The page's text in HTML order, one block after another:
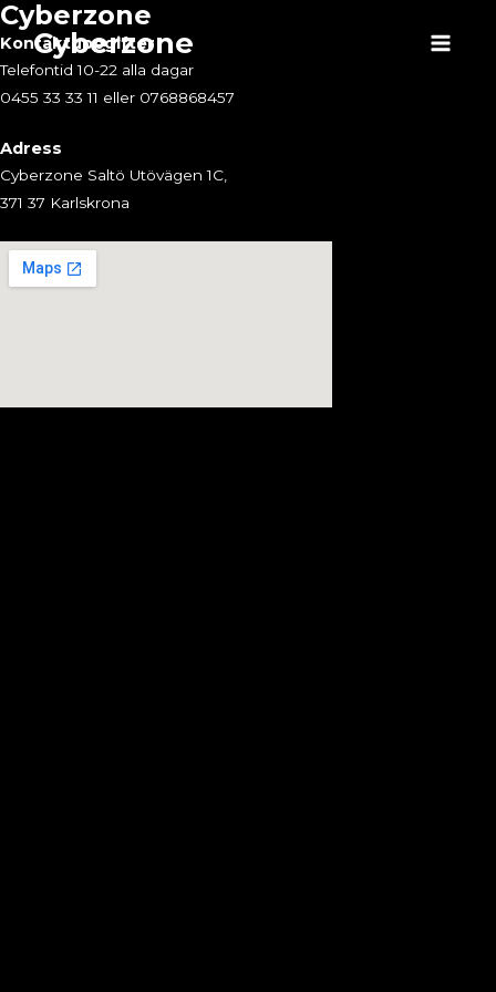
Hoppa
till
innehåll
Cyberzone
Main
Cyberzone
Kontaktuppgifter
Telefontid 10-22 alla dagar
0455 33 33 11 eller 0768868457
Adress
Cyberzone Saltö Utövägen 1C,
371 37 Karlskrona